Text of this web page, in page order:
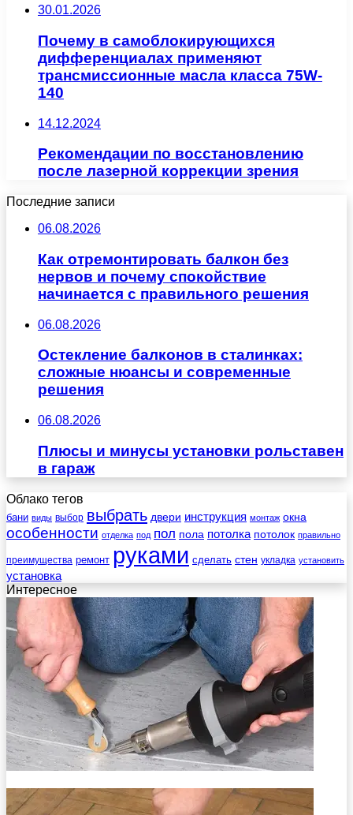
30.01.2026
Почему в самоблокирующихся
дифференциалах применяют
трансмиссионные масла класса 75W-
140
14.12.2024
Рекомендации по восстановлению
после лазерной коррекции зрения
Последние записи
06.08.2026
Как отремонтировать балкон без
нервов и почему спокойствие
начинается с правильного решения
06.08.2026
Остекление балконов в сталинках:
сложные нюансы и современные
решения
06.08.2026
Плюсы и минусы установки рольставен
в гараж
Облако тегов
бани виды выбор выбрать двери инструкция монтаж окна
особенности отделка под пол пола потолка потолок правильно
преимущества ремонт руками сделать стен укладка установить
установка
Интересное